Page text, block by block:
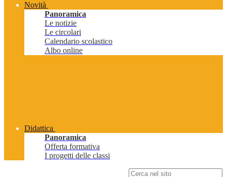
Novità
Panoramica
Le notizie
Le circolari
Calendario scolastico
Albo online
Didattica
Panoramica
Offerta formativa
I progetti delle classi